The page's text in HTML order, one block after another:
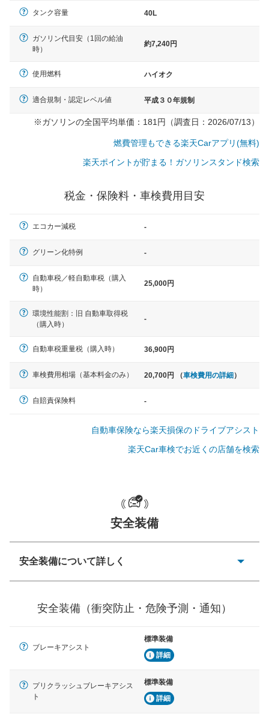
クラウン、アルファード、フォレ
一般的な荷物のサイズの目安
タンク容量 40L
ガソリン代目安（1回の給油
時）
約7,240円
使用燃料 ハイオク
適合規制・認定レベル値 平成３０年規制
※ガソリンの全国平均単価：181円（調査日：2026/07/13）
燃費管理もできる楽天Carアプリ(無料)
楽天ポイントが貯まる！ガソリンスタンド検索
税金・保険料・車検費用目安
エコカー減税 -
グリーン化特例 -
自動車税／軽自動車税（購入
時）
25,000円
環境性能割：旧 自動車取得税
（購入時）
-
自動車税重量税（購入時） 36,900円
車検費用相場（基本料金のみ） 20,700円 （車検費用の詳細）
自賠責保険料 -
自動車保険なら楽天損保のドライブアシスト
楽天Car車検でお近くの店舗を検索
安全装備
安全装備について詳しく
ーキアシスト、ABSなどが装備されています。
見えにくい場所に潜む危険を予測・通知するためのシス
テムなどが装備されています。
車線のはみだしやふらつきを防止するためにレーンキー
プアシストなどが装備されています
安全装備（衝突防止・危険予測・通知）
ブレーキアシスト
標準装備
詳細
プリクラッシュブレーキアシス
ト
標準装備
詳細